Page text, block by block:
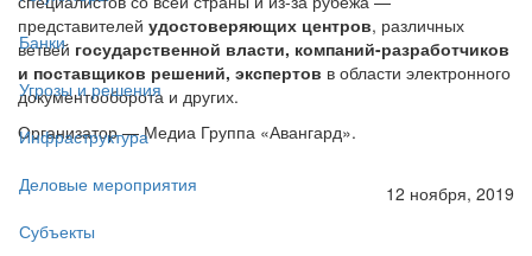
Банки
Угрозы и решения
Инфраструктура
Деловые мероприятия
Субъекты
представителей удостоверяющих центров, различных
ветвей государственной власти, компаний-разработчиков
и поставщиков решений, экспертов в области электронного
документооборота и других.
Организатор — Медиа Группа «Авангард».
12 ноября, 2019